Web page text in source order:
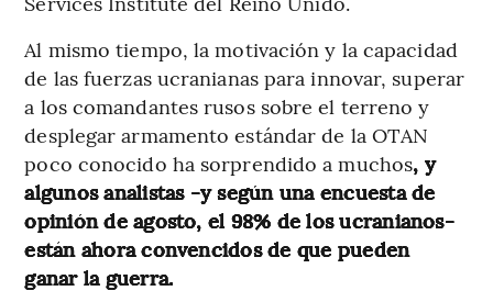
Al mismo tiempo, la motivación y la capacidad
de las fuerzas ucranianas para innovar, superar
a los comandantes rusos sobre el terreno y
desplegar armamento estándar de la OTAN
poco conocido ha sorprendido a muchos, y
algunos analistas -y según una encuesta de
opinión de agosto, el 98% de los ucranianos-
están ahora convencidos de que pueden
ganar la guerra.